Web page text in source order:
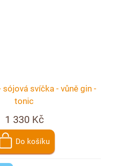
svíčka - vůně gin -
tonic
1 330 Kč
Do košíku